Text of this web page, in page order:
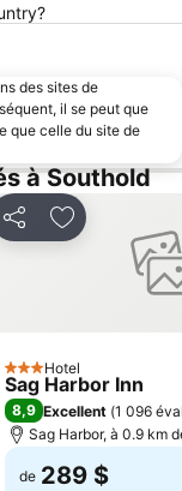
des sites de
il se peut que
que celle du site de
à Southold
PartagerAjouter à
3 Étoiles
Hotel
Sag Harbor Inn
8,9 Excellent (1 096
Sag Harbor, à 0.9 km
de 289 $